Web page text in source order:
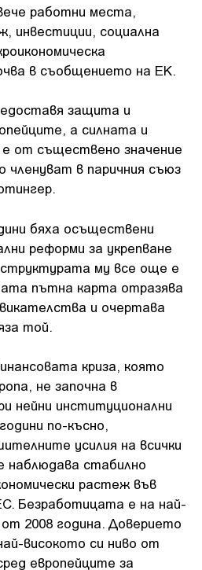
работни места,
инвестиции, социална
в съобщението на ЕК.
защита и
а силната и
е от съществено значение
в паричния съюз
бяха осъществени
реформи за укрепване
му все още е
пътна карта отразява
и очертава
той.
криза, която
не започна в
нейни институционални
по-късно,
усилия на всички
наблюдава стабилно
растеж във
Безработицата е на най-
2008 година. Доверието
високото си ниво от
европейците за